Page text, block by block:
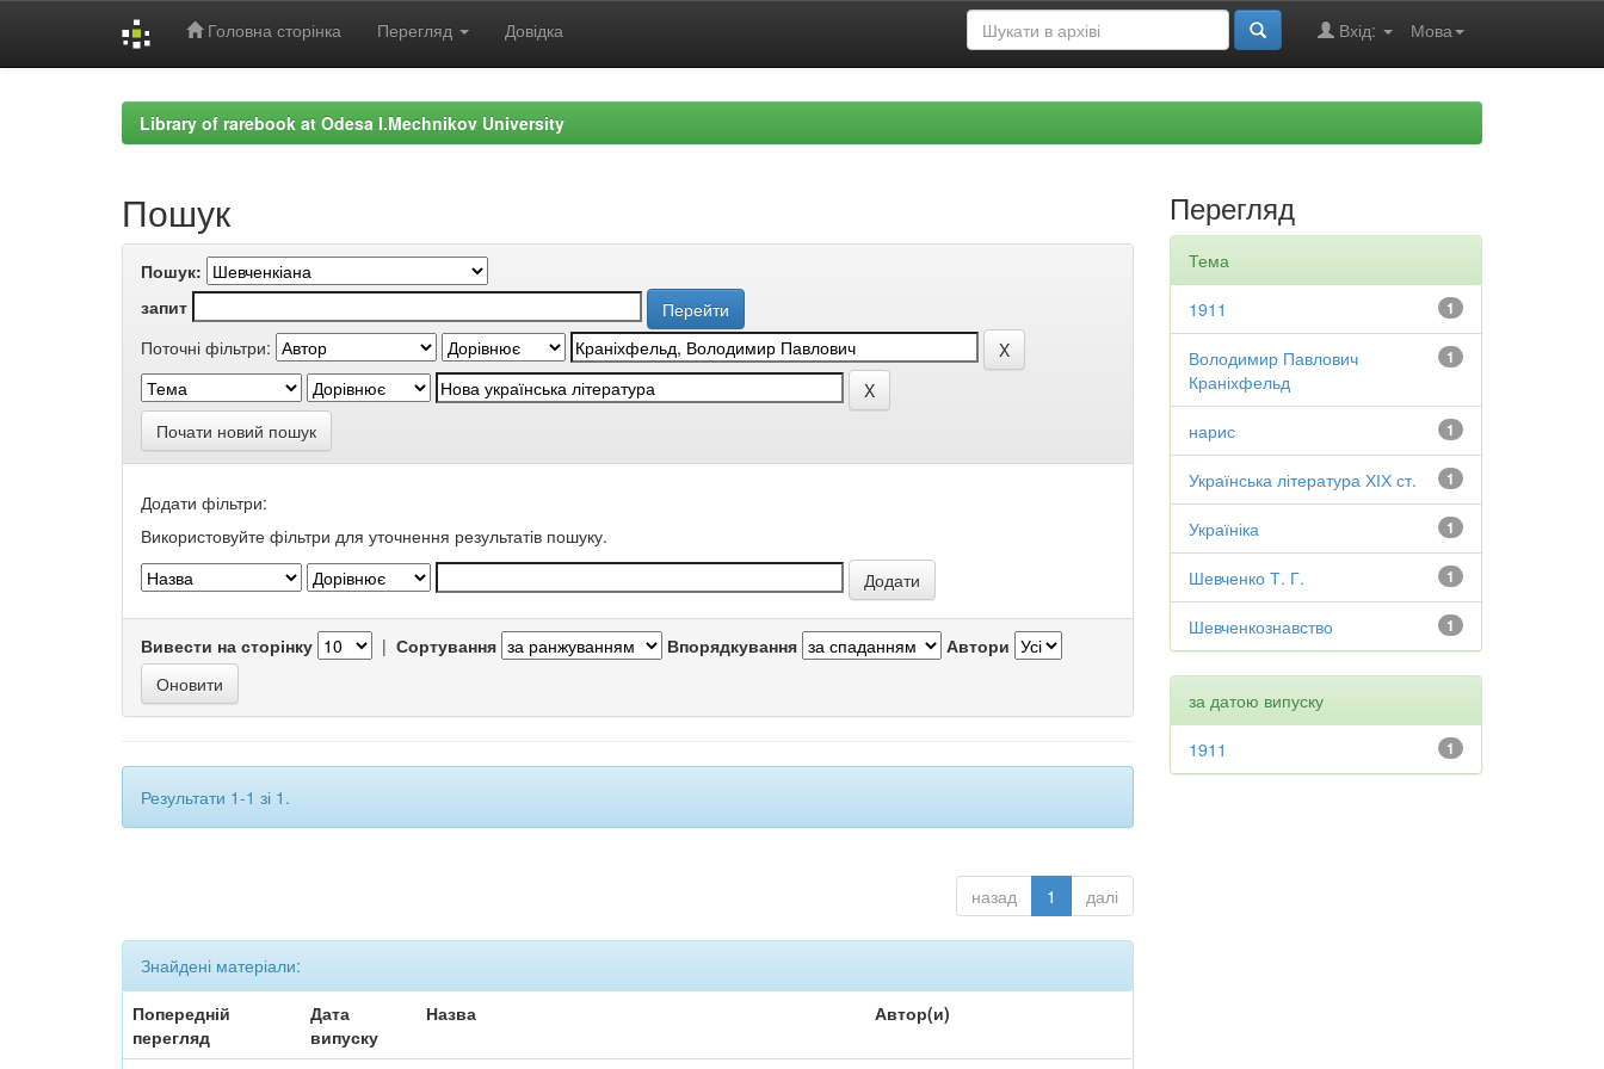
Головна сторінка Перегляд Довідка Мова
Вхід:
Library of rarebook at Odesa I.Mechnikov University
Пошук
Пошук:
запит
Поточні фільтри:
Почати новий пошук
Додати фільтри:
Використовуйте фільтри для уточнення результатів пошуку.
Вивести на сторінку | Сортування Впорядкування Автори
Результати 1-1 зі 1.
назад 1 далі
Знайдені матеріали:
Попередній
перегляд
Дата
випуску
Назва Автор(и)
Перегляд
Тема
1
1911
1
Володимир Павлович
Краніхфельд
1
нарис
1
Українська література ХІХ ст.
1
Україніка
1
Шевченко Т. Г.
1
Шевченкознавство
за датою випуску
1
1911